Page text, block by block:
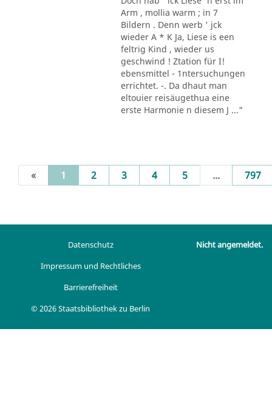
Arm , mollia warm ; in 7
Bildern . Denn werb ' jck
wieder A * K Ja, Liese is een
feltrig Kind , wieder us
geschwind ! Ztation für I!
ebensmittel - 1ntersuchungen
errichtet. -. Da dhaut man
eltouier reisäugethua eine
erste Harmonie n diesem J ..."
« 1 (current)
2 3 4 5 ... 797
Datenschutz
Impressum und Rechtliches
Barrierefreiheit
© 2026 Staatsbibliothek zu Berlin
Nicht angemeldet.